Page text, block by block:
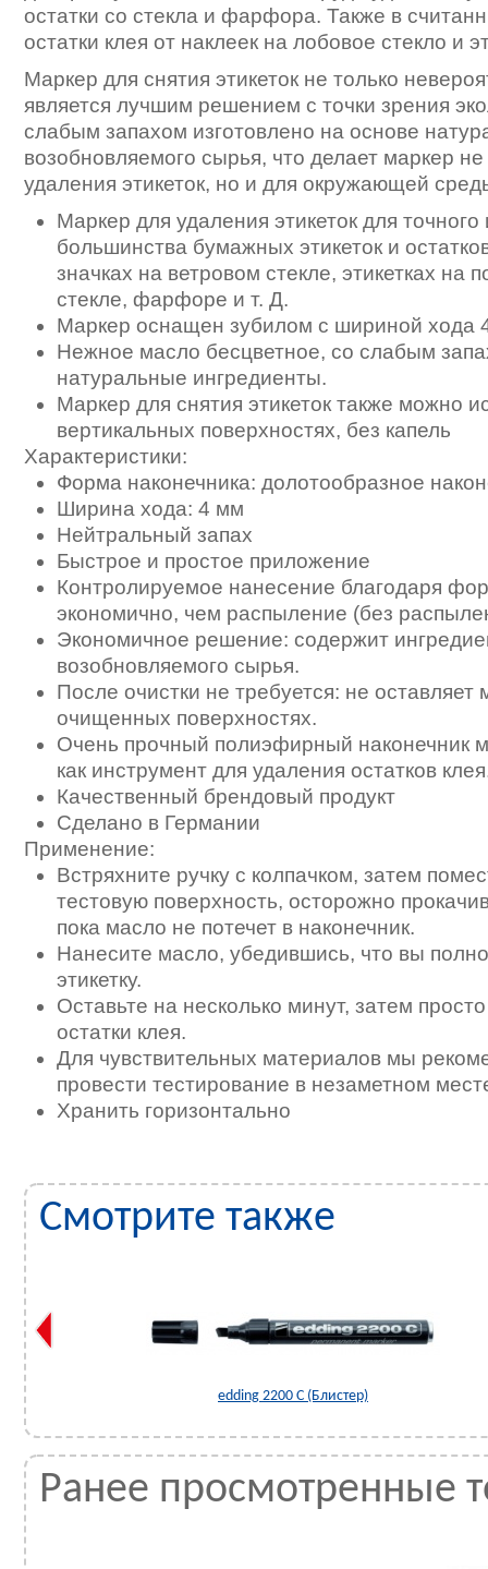
остатки со стекла и фарфора. Также в
остатки клея от наклеек на лобовое стекло и
Маркер для снятия этикеток не только
является лучшим решением с точки зрения
слабым запахом изготовлено на основе
возобновляемого сырья, что делает маркер
удаления этикеток, но и для окружающей
Маркер для удаления этикеток для
большинства бумажных этикеток и
значках на ветровом стекле, этикетках на
стекле, фарфоре и т. Д.
Маркер оснащен зубилом с шириной хода
Нежное масло бесцветное, со слабым
натуральные ингредиенты.
Маркер для снятия этикеток также можно
вертикальных поверхностях, без капель
Характеристики:
Форма наконечника: долотообразное
Ширина хода: 4 мм
Нейтральный запах
Быстрое и простое приложение
Контролируемое нанесение благодаря
экономично, чем распыление (без
Экономичное решение: содержит
возобновляемого сырья.
После очистки не требуется: не
очищенных поверхностях.
Очень прочный полиэфирный наконечник
как инструмент для удаления остатков
Качественный брендовый продукт
Сделано в Германии
Применение:
Встряхните ручку с колпачком, затем
тестовую поверхность, осторожно
пока масло не потечет в наконечник.
Нанесите масло, убедившись, что вы
этикетку.
Оставьте на несколько минут, затем
остатки клея.
Для чувствительных материалов мы
провести тестирование в незаметном
Хранить горизонтально
Смотрите также
edding 2200 C (Блистер)
Ранее просмотренные